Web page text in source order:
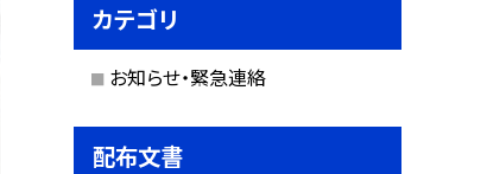
カテゴリ
お知らせ・緊急連絡
配布文書